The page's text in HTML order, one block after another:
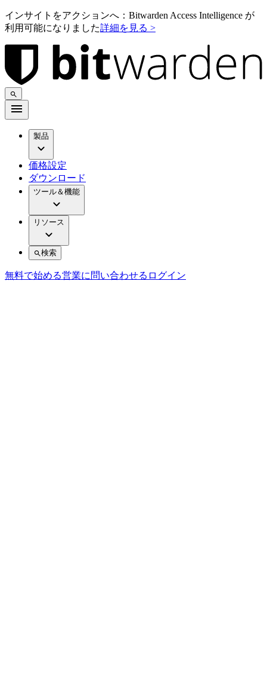
インサイトをアクションへ：Bitwarden Access Intelligence が
利用可能になりました詳細を見る >
製品
価格設定
ダウンロード
ツール＆機能
リソース
検索
無料で始める営業に問い合わせる ログイン